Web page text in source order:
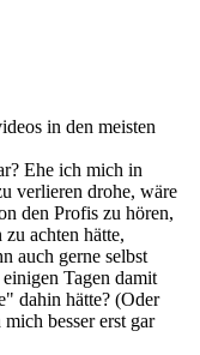
in den meisten
Ehe ich mich in
verlieren drohe, wäre
den Profis zu hören,
achten hätte,
auch gerne selbst
Tagen damit
dahin hätte? (Oder
besser erst gar